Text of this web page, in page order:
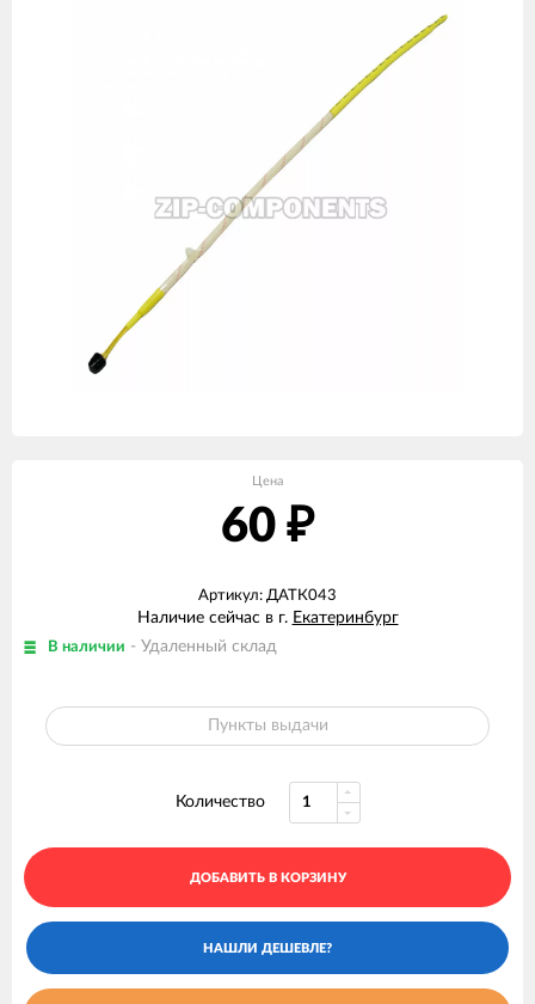
Цена
60 ₽
Артикул: ДАТК043
Наличие сейчас в г. Екатеринбург
В наличии - Удаленный склад
Пункты выдачи
Количество
ДОБАВИТЬ В КОРЗИНУ